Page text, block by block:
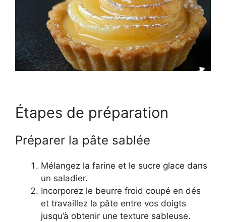
Étapes de préparation
Préparer la pâte sablée
Mélangez la farine et le sucre glace dans
un saladier.
Incorporez le beurre froid coupé en dés
et travaillez la pâte entre vos doigts
jusqu’à obtenir une texture sableuse.